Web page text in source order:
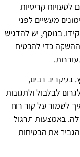
לטעויות קריטיות
מעשיים לפני
בנוסף, יש להדגיש
כדי להבטיח
במקרים רבים,
לבלבול ולתגובות
לשמור על קור רוח
באמצעות תרגול
את הבטיחות